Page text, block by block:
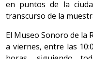
en puntos de la
transcurso de la
El Museo Sonoro de la
a viernes, entre las